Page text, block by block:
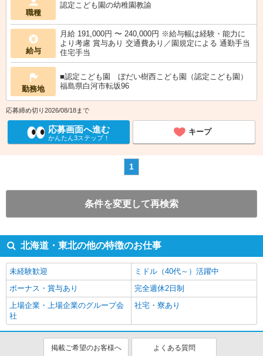
職種
認定こども園の幼稚園教諭
給与
月給 191,000円 〜 240,000円 ※給与幅は経験・能力に
より考慮 賞与あり 交通費あり／園規定による 通勤手当
住宅手当
勤務地
■認定こども園 ぼだい樹西こども園（認定こども園）
福島県白河市転坂96
応募締め切り2026/08/18まで
応募画面へ進む
かんたん3ステップ！
キープ
1
条件を変更して再検索
北海道・東北の他の特徴のお仕事
未経験歓迎
ミドル（40代～）活躍中
ボーナス・賞与あり
完全週休2日制
上場企業・上場企業のグループ会
社
社宅・寮あり
掲載ご希望のお客様へ よくある質問